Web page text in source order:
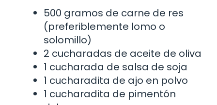
500 gramos de carne de res
(preferiblemente lomo o
solomillo)
2 cucharadas de aceite de oliva
1 cucharada de salsa de soja
1 cucharadita de ajo en polvo
1 cucharadita de pimentón